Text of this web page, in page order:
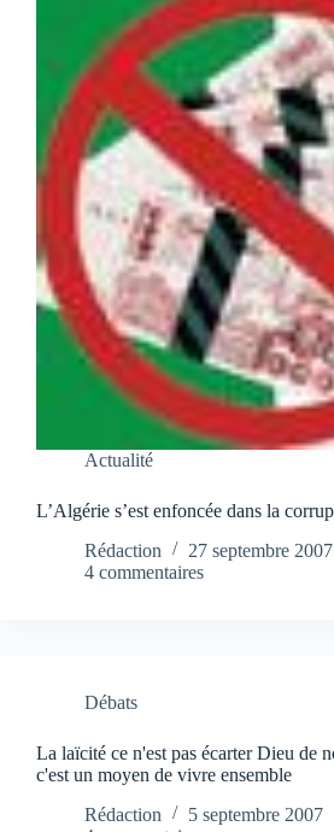
Actualité
L’Algérie s’est enfoncée dans la
Rédaction
27 septembre 2007
4 commentaires
Débats
La laïcité ce n'est pas écarter Dieu de
c'est un moyen de vivre ensemble
Rédaction
5 septembre 2007